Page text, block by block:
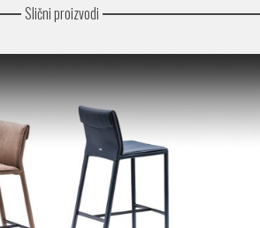
Slični proizvodi